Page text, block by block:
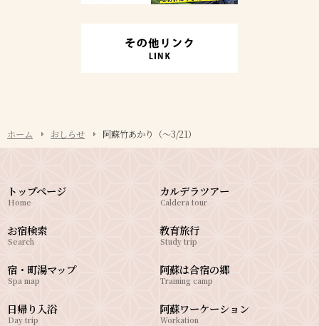
ホーム おしらせ 阿蘇竹あかり（～3/21）
トップページ
Home
お宿検索
Search
宿・町湯マップ
Spa map
日帰り入浴
Day trip
カルデラツアー
Caldera tour
教育旅行
Study trip
阿蘇は合宿の郷
Training camp
阿蘇ワーケーション
Workation